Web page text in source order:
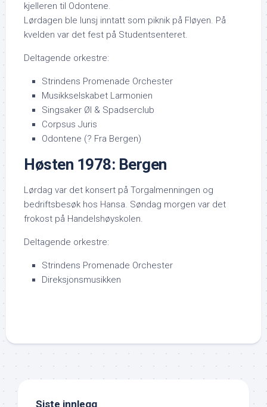
kjelleren til Odontene.
Lørdagen ble lunsj inntatt som piknik på Fløyen. På
kvelden var det fest på Studentsenteret.
Deltagende orkestre:
Strindens Promenade Orchester
Musikkselskabet Larmonien
Singsaker Øl & Spadserclub
Corpsus Juris
Odontene (? Fra Bergen)
Høsten 1978: Bergen
Lørdag var det konsert på Torgalmenningen og
bedriftsbesøk hos Hansa. Søndag morgen var det
frokost på Handelshøyskolen.
Deltagende orkestre:
Strindens Promenade Orchester
Direksjonsmusikken
Siste innlegg